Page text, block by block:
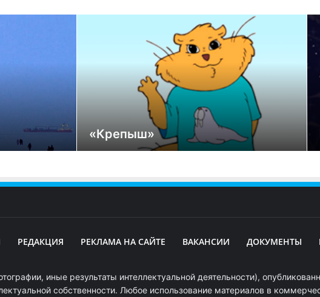
«Крепыш»
РЕДАКЦИЯ РЕКЛАМА НА САЙТЕ ВАКАНСИИ ДОКУМЕНТЫ
иные результаты интеллектуальной деятельности),
собственности. Любое использование материалов в